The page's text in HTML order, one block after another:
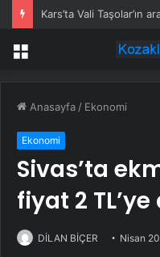
Kars’ta Vali Taşolar’ın
Menü
Anasayfa / Ekonomi
Ekonomi
Sivas’ta
fiyat 2
DİLAN BİÇER Nisan